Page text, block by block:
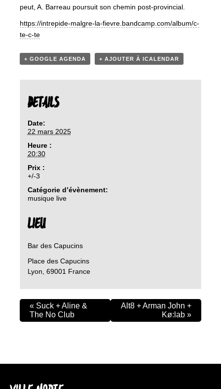
peut, A. Barreau poursuit son chemin post-provincial.
https://intrepide-malgre-la-fievre.bandcamp.com/album/c-
te-c-te
+ GOOGLE AGENDA + AJOUTER À ICALENDAR
DETAILS
Date:
22 mars 2025
Heure :
20:30
Prix :
+/-3
Catégorie d’évènement:
musique live
LIEU
Bar des Capucins
Place des Capucins
Lyon 69001 France
« Suck + Aline &
The No Club
Alt8 + Arman John +
Kø:lab »